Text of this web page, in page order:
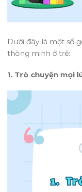
Dưới đây là một số
thông minh ở trẻ:
1. Trò chuyện mọi